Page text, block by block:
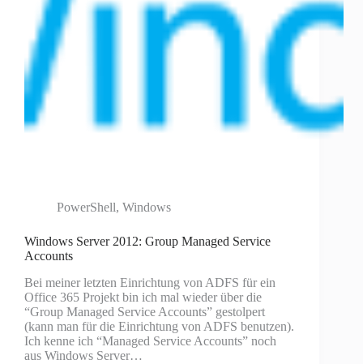
PowerShell, Windows
Windows Server 2012: Group Managed Service
Accounts
Bei meiner letzten Einrichtung von ADFS für ein
Office 365 Projekt bin ich mal wieder über die
“Group Managed Service Accounts” gestolpert
(kann man für die Einrichtung von ADFS benutzen).
Ich kenne ich “Managed Service Accounts” noch
aus Windows Server…